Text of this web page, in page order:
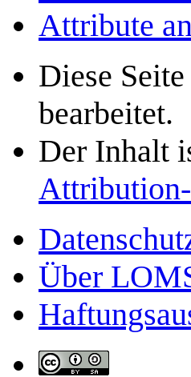
Attribute
Diese
bearbeitet.
Der Inhalt
Über